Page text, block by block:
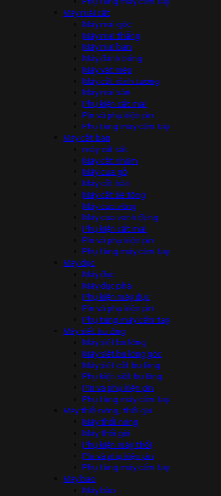
Máy mài cắt
Máy mài góc
Máy mài thẳng
Máy mài bàn
Máy đánh bóng
Máy vát mép
Máy cắt rãnh tường
Máy mài sàn
Phụ kiện cắt mài
Pin và phụ kiện pin
Phụ tùng máy cầm tay
Máy cắt bàn
máy cắt sắt
Máy cắt nhôm
Máy cưa gỗ
Máy cắt bàn
Máy cắt bê tông
Máy cưa vòng
Máy cưa vanh đứng
Phụ kiện cắt mài
Pin và phụ kiện pin
Phụ tùng máy cầm tay
Máy đục
Máy đục
Máy đục phá
Phụ kiện máy đục
Pin và phụ kiện pin
Phụ tùng máy cầm tay
Máy siết bu lông
Máy siết bu lông
Máy siết bu lông góc
Máy siết cắt bu lông
Phụ kiện siết bu lông
Pin và phụ kiện pin
Phụ tùng máy cầm tay
Máy thổi nóng, thổi gió
Máy thổi nóng
Máy thổi gió
Phụ kiện máy thổi
Pin và phụ kiện pin
Phụ tùng máy cầm tay
Máy bào
Máy bào